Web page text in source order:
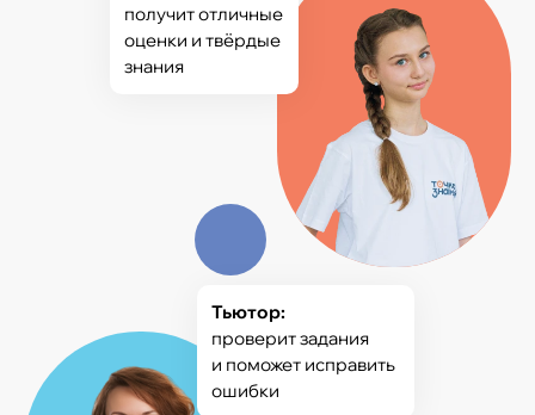
получит отличные
оценки и твёрдые
знания
Тьютор:
проверит задания
и поможет исправить
ошибки